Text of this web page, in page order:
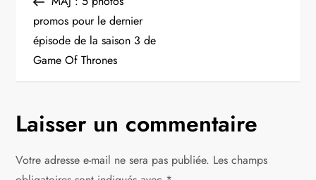
a
v
g
a
promos pour le dernier
épisode de la saison 3 de
Game Of Thrones
Laisser un commentaire
Votre adresse e-mail ne sera pas publiée. Les champs